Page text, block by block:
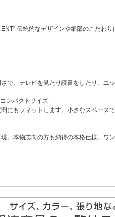
伝統的なデザインや細部のこだわ
で、テレビを見たり読書をしたり、ユッ
ンパクトサイズ
にもフィットします。小さなスペースで
。本物志向の方も納得の本格仕様。ワ